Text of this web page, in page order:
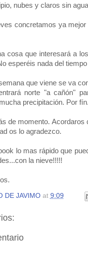
nubes y claros sin
concretamos ya
cosa que interesará a
esperéis nada del
que viene se va
norte "a cañón"
precipitación. Por fín.
de momento.
os lo agradezco.
lo mas rápido que
la nieve!!!!!
DE JAVIMO at 9:09